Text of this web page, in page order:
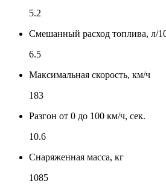
5.2
Смешанный расход топлива, л/
6.5
Максимальная скорость, км/ч
183
Разгон от 0 до 100 км/ч, сек.
10.6
Снаряженная масса, кг
1085